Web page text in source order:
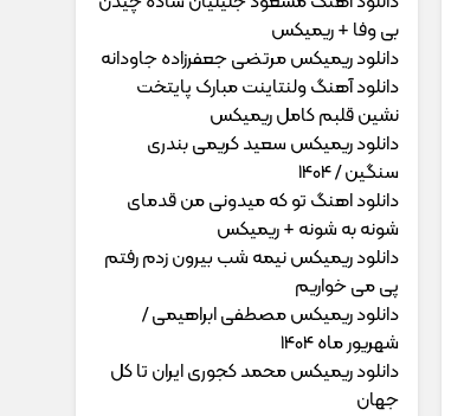
بی وفا + ریمیکس
دانلود ریمیکس مرتضی جعفرزاده جاودانه
دانلود آهنگ ولنتاینت مبارک پایتخت
نشین قلبم کامل ریمیکس
دانلود ریمیکس سعید کریمی بندری
سنگین / 1404
دانلود اهنگ تو که میدونی من قدمای
شونه به شونه + ریمیکس
دانلود ریمیکس نیمه شب بیرون زدم رفتم
پی می خواریم
دانلود ریمیکس مصطفی ابراهیمی /
شهریور ماه 1404
دانلود ریمیکس محمد کجوری ایران تا کل
جهان